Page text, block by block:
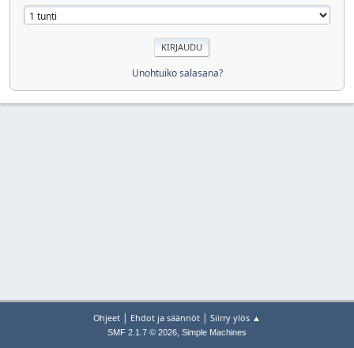
Unohtuiko salasana?
Ohjeet | Ehdot ja säännöt | Siirry ylös ▲
SMF 2.1.7 © 2026, Simple Machines